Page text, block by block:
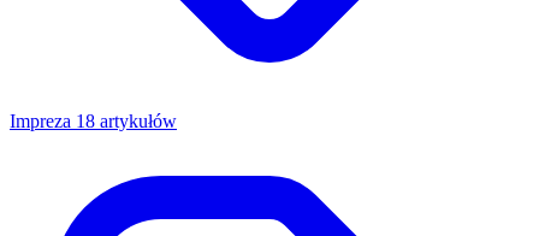
Impreza 18 artykułów